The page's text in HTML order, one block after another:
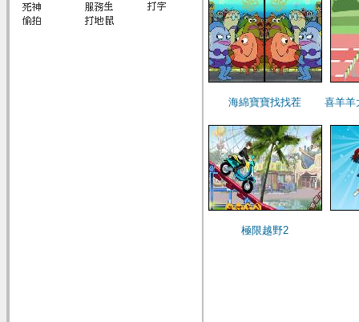
海綿寶寶找找茬 喜羊羊
極限越野2